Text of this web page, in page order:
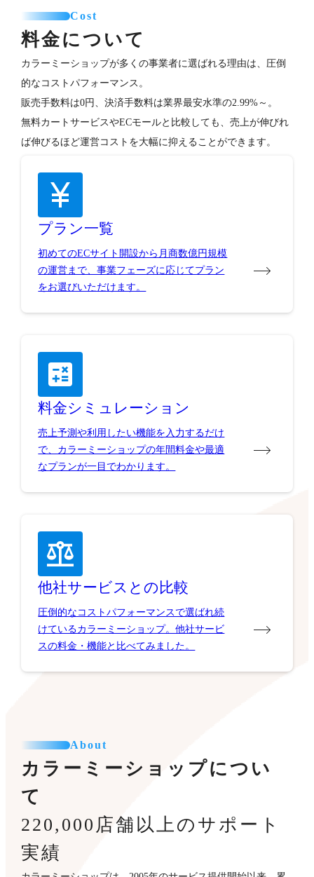
Cost
料金について
カラーミーショップが多くの事業者に選ばれる理由は、圧倒
的なコストパフォーマンス。
販売手数料は0円、決済手数料は業界最安水準の2.99%～。
無料カートサービスやECモールと比較しても、売上が伸びれ
ば伸びるほど運営コストを大幅に抑えることができます。
プラン一覧
初めてのECサイト開設から月商数億円規模
の運営まで、事業フェーズに応じてプラン
をお選びいただけます。
料金シミュレーション
売上予測や利用したい機能を入力するだけ
で、カラーミーショップの年間料金や最適
なプランが一目でわかります。
他社サービスとの比較
圧倒的なコストパフォーマンスで選ばれ続
けているカラーミーショップ。他社サービ
スの料金・機能と比べてみました。
About
カラーミーショップについ
て
220,000店舗以上のサポート
実績